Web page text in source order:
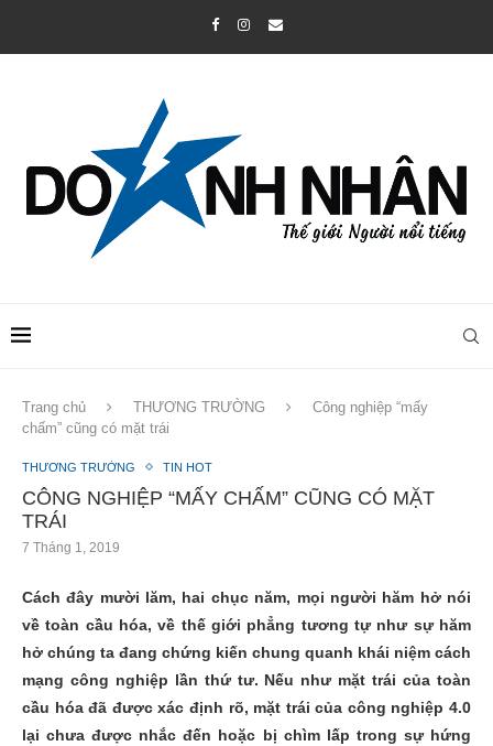
Trang chủ THƯƠNG TRƯỜNG
Công nghiệp “mấy
chấm” cũng có mặt trái
THƯƠNG TRƯỜNG TIN HOT
CÔNG NGHIỆP “MẤY CHẤM” CŨNG CÓ MẶT
TRÁI
7 Tháng 1, 2019
Cách đây mười lăm, hai chục năm, mọi người hăm hở nói
về toàn cầu hóa, về thế giới phẳng tương tự như sự hăm
hở chúng ta đang chứng kiến chung quanh khái niệm cách
mạng công nghiệp lần thứ tư. Nếu như mặt trái của toàn
cầu hóa đã được xác định rõ, mặt trái của công nghiệp 4.0
lại chưa được nhắc đến hoặc bị chìm lấp trong sự hứng